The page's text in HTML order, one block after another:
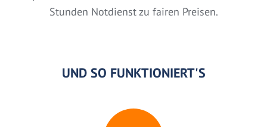
Stunden Notdienst zu fairen Preisen.
UND SO FUNKTIONIERT'S